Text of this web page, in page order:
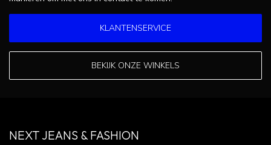
KLANTENSERVICE
BEKIJK ONZE WINKELS
NEXT JEANS & FASHION